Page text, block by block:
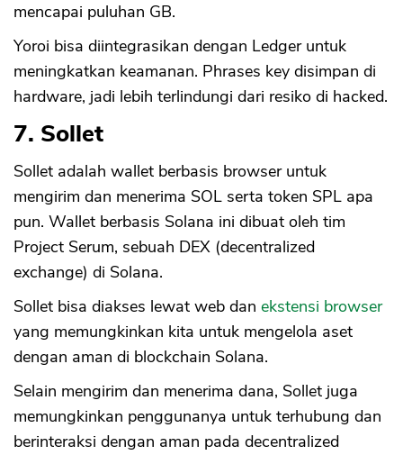
mencapai puluhan GB.
Yoroi bisa diintegrasikan dengan Ledger untuk
meningkatkan keamanan. Phrases key disimpan di
hardware, jadi lebih terlindungi dari resiko di hacked.
7. Sollet
Sollet adalah wallet berbasis browser untuk
mengirim dan menerima SOL serta token SPL apa
pun. Wallet berbasis Solana ini dibuat oleh tim
Project Serum, sebuah DEX (decentralized
exchange) di Solana.
Sollet bisa diakses lewat web dan ekstensi browser
yang memungkinkan kita untuk mengelola aset
dengan aman di blockchain Solana.
Selain mengirim dan menerima dana, Sollet juga
memungkinkan penggunanya untuk terhubung dan
berinteraksi dengan aman pada decentralized